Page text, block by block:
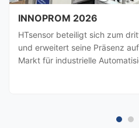
INNOPROM 2026
HTsensor beteiligt sich zum
und erweitert seine Präsenz
Markt für industrielle